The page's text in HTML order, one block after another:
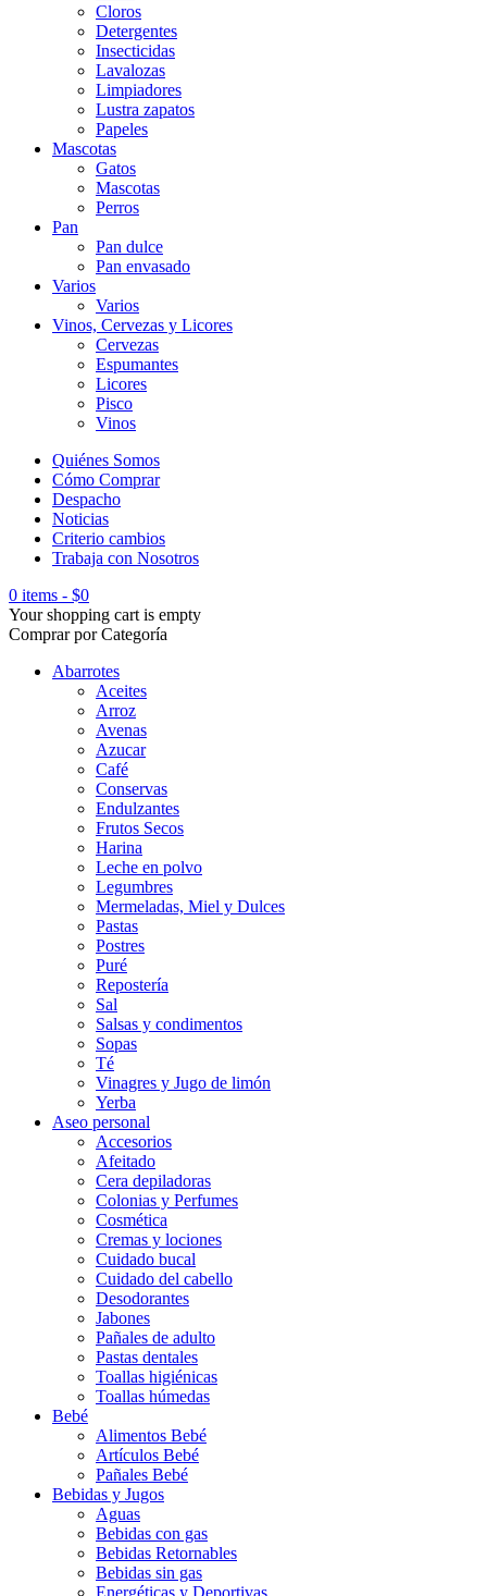
Cloros
Detergentes
Insecticidas
Lavalozas
Limpiadores
Lustra zapatos
Papeles
Mascotas
Gatos
Mascotas
Perros
Pan
Pan dulce
Pan envasado
Varios
Varios
Vinos, Cervezas y Licores
Cervezas
Espumantes
Licores
Pisco
Vinos
Quiénes Somos
Cómo Comprar
Despacho
Noticias
Criterio cambios
Trabaja con Nosotros
0 items - $0
Your shopping cart is empty
Comprar por Categoría
Abarrotes
Aceites
Arroz
Avenas
Azucar
Café
Conservas
Endulzantes
Frutos Secos
Harina
Leche en polvo
Legumbres
Mermeladas, Miel y Dulces
Pastas
Postres
Puré
Repostería
Sal
Salsas y condimentos
Sopas
Té
Vinagres y Jugo de limón
Yerba
Aseo personal
Accesorios
Afeitado
Cera depiladoras
Colonias y Perfumes
Cosmética
Cremas y lociones
Cuidado bucal
Cuidado del cabello
Desodorantes
Jabones
Pañales de adulto
Pastas dentales
Toallas higiénicas
Toallas húmedas
Bebé
Alimentos Bebé
Artículos Bebé
Pañales Bebé
Bebidas y Jugos
Aguas
Bebidas con gas
Bebidas Retornables
Bebidas sin gas
Energéticas y Deportivas